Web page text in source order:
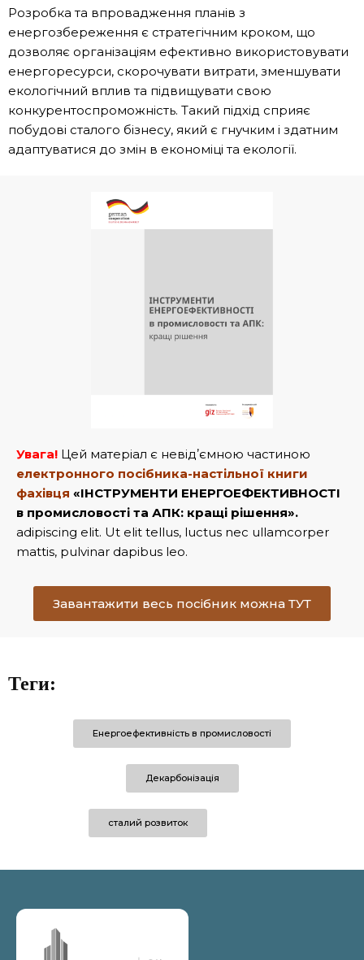
Розробка та впровадження планів з
енергозбереження є стратегічним кроком, що
дозволяє організаціям ефективно використовувати
енергоресурси, скорочувати витрати, зменшувати
екологічний вплив та підвищувати свою
конкурентоспроможність. Такий підхід сприяє
побудові сталого бізнесу, який є гнучким і здатним
адаптуватися до змін в економіці та екології.
Увага! Цей матеріал є невідʼємною частиною
електронного посібника-настільної книги
фахівця «ІНСТРУМЕНТИ ЕНЕРГОЕФЕКТИВНОСТІ
в промисловості та АПК: кращі рішення».
adipiscing elit. Ut elit tellus, luctus nec ullamcorper
mattis, pulvinar dapibus leo.
Завантажити весь посібник можна ТУТ
Теги:
Енергоефективність в промисловості
Декарбонізація
сталий розвиток